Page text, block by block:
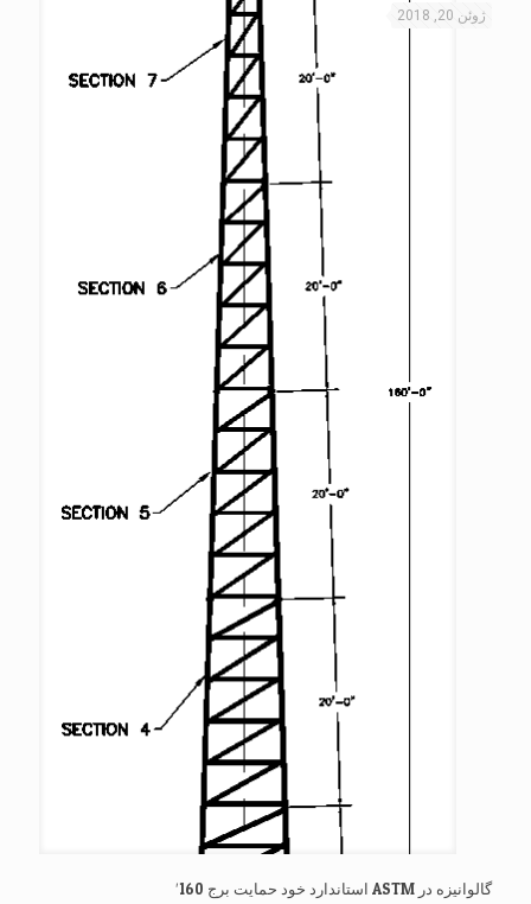
ژوئن 20, 2018
گالوانیزه در ASTM استاندارد خود حمایت برج 160′